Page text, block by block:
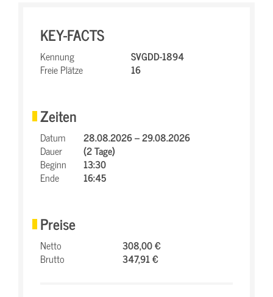
KEY-FACTS
Kennung
SVGDD-1894
Freie Plätze
16
Zeiten
Datum
28.08.2026 – 29.08.2026
Dauer
(2 Tage)
Beginn
13:30
Ende
16:45
Preise
Netto
308,00 €
Brutto
347,91 €